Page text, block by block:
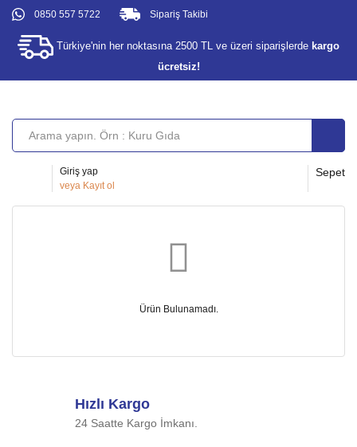
0850 557 5722
Türkiye'nin her noktasına 2500 TL ve üzeri siparişlerde kargo
ücretsiz!
Sipariş Takibi
Giriş yap
veya Kayıt ol
Sepet
Ürün Bulunamadı.
Hızlı Kargo
24 Saatte Kargo İmkanı.